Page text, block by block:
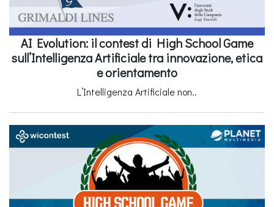
AI Evolution: il contest di High School Game
sull’Intelligenza Artificiale tra innovazione, etica
e orientamento
L’Intelligenza Artificiale non..